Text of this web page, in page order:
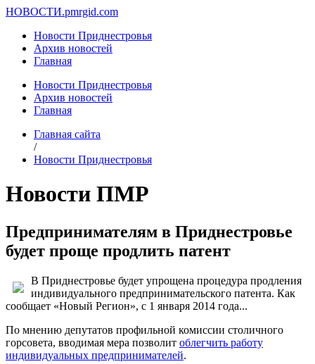
НОВОСТИ.pmrgid.com
Новости Приднестровья
Архив новостей
Главная
Новости Приднестровья
Архив новостей
Главная
Главная сайта
/
Новости Приднестровья
Новости ПМР
Предпринимателям в Приднестровье
будет проще продлить патент
В Приднестровье будет упрощена процедура продления
индивидуального предпринимательского патента. Как
сообщает «Новый Регион», с 1 января 2014 года...
По мнению депутатов профильной комиссии столичного
горсовета, вводимая мера позволит облегчить работу
индивидуальных предпринимателей.